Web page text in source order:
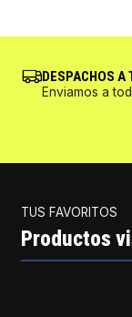
DESPACHOS A
Enviamos a
TUS FAVORITOS
Productos